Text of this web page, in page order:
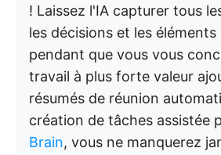
! Laissez l'IA capturer tous
les décisions et les
pendant que vous vous
travail à plus forte valeur
résumés de réunion
création de tâches assistée
Brain, vous ne manquerez